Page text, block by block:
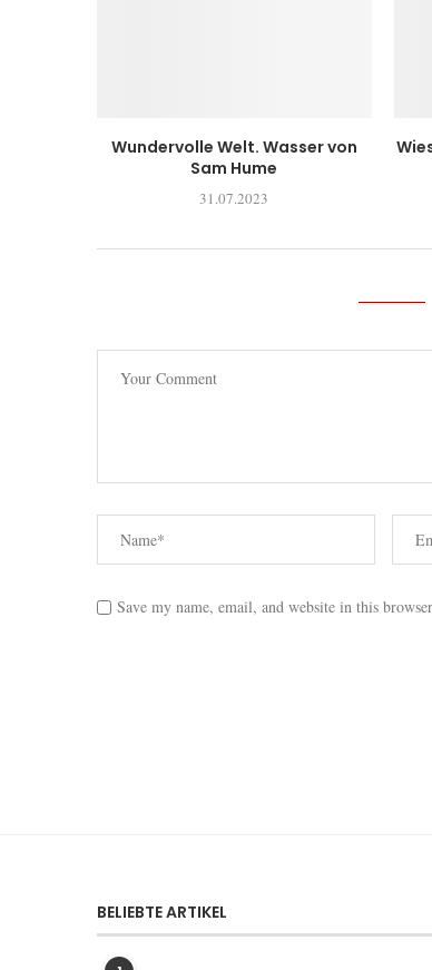
Wundervolle Welt. Wasser von
Sam Hume
31.07.2023
Save my name, email, and website in this
BELIEBTE ARTIKEL